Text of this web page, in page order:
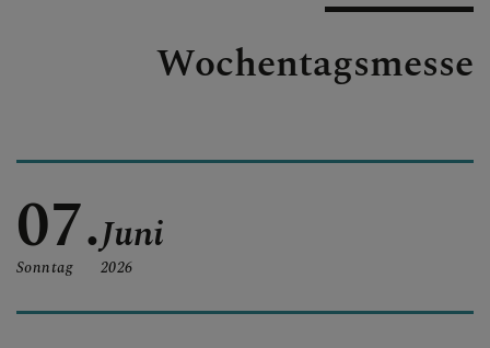
BERICHTE AUS DEM PV
PFARRBLÄTTER
SEELSORGETEAM
Wochentagsmesse
07.
Sonntag
Juni
2026